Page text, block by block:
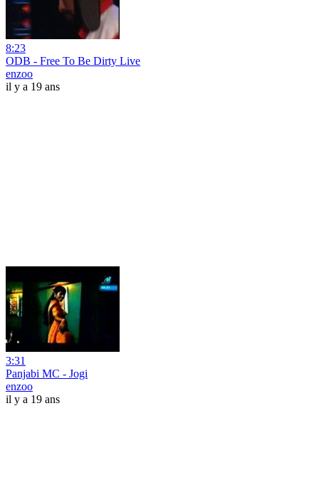
8:23
ODB - Free To Be Dirty Live
enzoo
il y a 19 ans
3:31
Panjabi MC - Jogi
enzoo
il y a 19 ans